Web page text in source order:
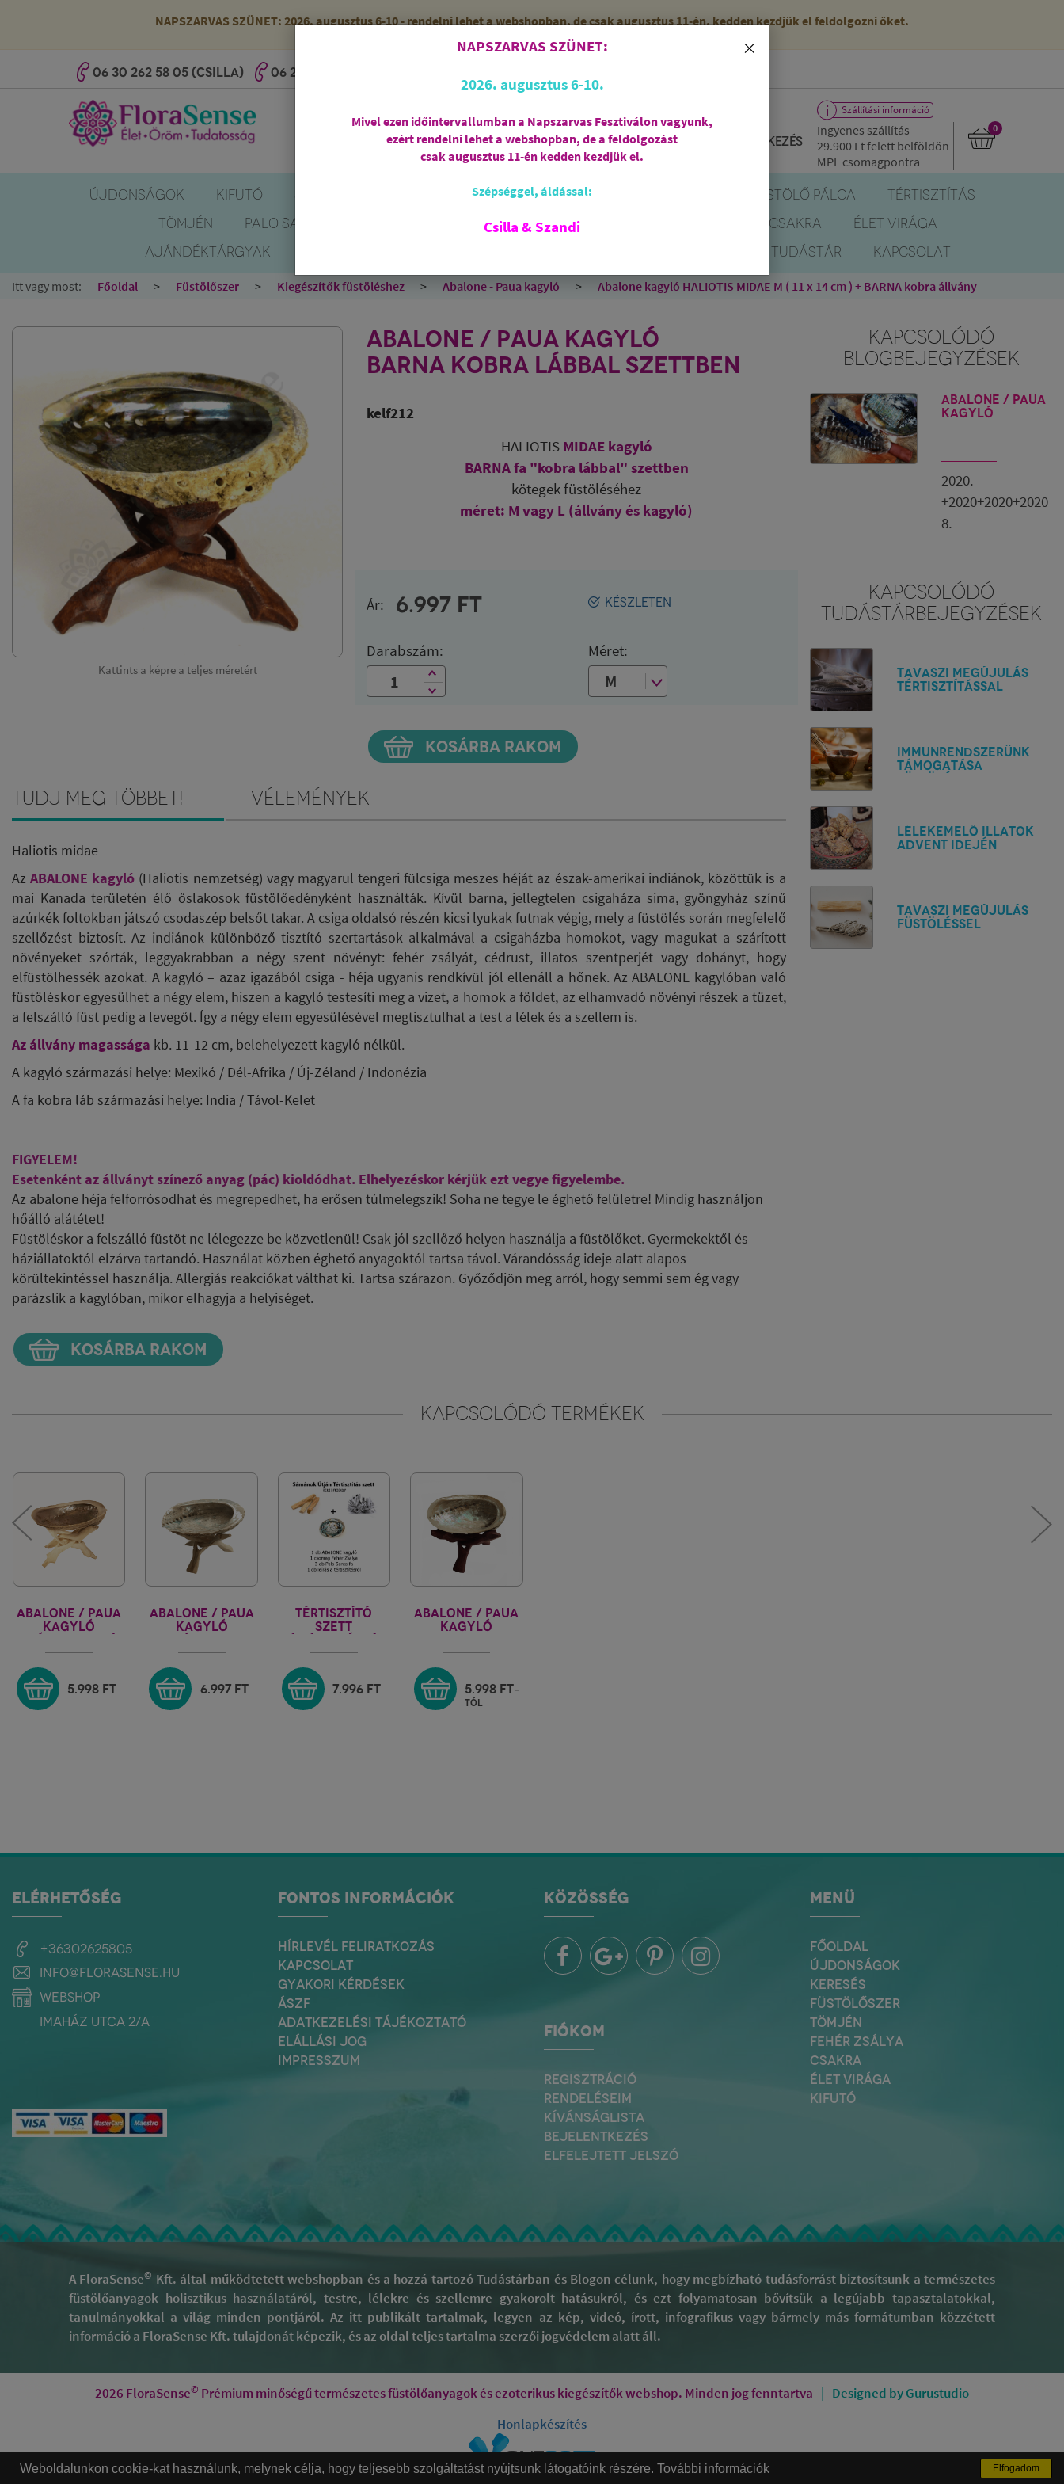
NAPSZARVAS SZÜNET: 2026. augusztus 6-10 - rendelni lehet a webshopban, de csak augusztus 11-én, kedden kezdjük el feldolgozni őket.
06 30 262 58 05 (CSILLA) 06 20 527 25 56 (SZANDI)
Regisztráció Bejelentkezés
Szállítási információ
Ingyenes szállítás
29.900 Ftfelett belföldön
MPL csomagpontra
0
ÚJDONSÁGOK KIFUTÓ AJÁNDÉKCSOMAGOK FÜSTÖLŐ PÁLCA
TÉRTISZTÍTÁS
TÖMJÉN
PALO SANTO SPIRIT OF OM CSAKRA
ÉLET VIRÁGA
AJÁNDÉKTÁRGYAK
TUDÁSTÁR KAPCSOLAT
Itt vagy most: Főoldal Füstölőszer Kiegészítők füstöléshez Abalone - Paua kagyló Abalone kagyló HALIOTIS MIDAE M ( 11 x 14 cm ) + BARNA kobra állvány
Kattints a képre a teljes méretért
ABALONE / PAUA KAGYLÓ
BARNA KOBRA LÁBBAL SZETTBEN
kelf212
HALIOTIS MIDAE kagyló
BARNA fa "kobra lábbal" szettben
kötegek füstöléséhez
méret: M vagy L (állvány és kagyló)
KÉSZLETEN
Ár: 6.997 FT
Darabszám: Méret:
KOSÁRBA RAKOM
KAPCSOLÓDÓ
BLOGBEJEGYZÉSEK
ABALONE / PAUA
kagyló
2020.
+2020+2020+2020
8.
KAPCSOLÓDÓ
TUDÁSTÁRBEJEGYZÉSEK
TAVASZI MEGÚJULÁS
TÉRTISZTÍTÁSSAL
Immunrendszerünk
támogatása
Lélekemelő illatok
Advent idején
TAVASZI MEGÚJULÁS
FÜSTÖLÉSSEL
Tudj meg többet! Vélemények
Haliotis midae
AzABALONE kagyló (Haliotis nemzetség) vagy magyarul tengeri fülcsiga meszes héját az észak-amerikai indiánok, közöttük is a
mai Kanada területén élő őslakosok füstölőedényként használták. Kívül barna, jellegtelen csigaháza sima, gyöngyház színű
azúrkék foltokban játszó csodaszép belsőt takar. A csiga oldalsó részén kicsi lyukak futnak végig, mely a füstölés során megfelelő
szellőzést biztosít. Az indiánok különböző tisztító szertartások alkalmával a csigaházba homokot, vagy magukat a szárított
növényeket szórták, leggyakrabban a négy szent növényt: fehér zsályát, cédrust, illatos szentperjét vagy dohányt, hogy
elfüstölhessék azokat. A kagyló – azaz igazából csiga - héja ugyanis rendkívül jól ellenáll a hőnek. Az ABALONE kagylóban való
füstöléskor egyesülhet a négy elem, hiszen a kagyló testesíti meg a vizet, a homok a földet, az elhamvadó növényi részek a tüzet,
a felszálló füst pedig a levegőt. Így a négy elem egyesülésével megtisztulhat a test a lélek és a szellem is.
Az állvány magassága kb. 11-12 cm, belehelyezett kagyló nélkül.
A kagyló származási helye: Mexikó / Dél-Afrika / Új-Zéland / Indonézia
A fa kobra láb származási helye: India / Távol-Kelet
FIGYELEM!
Esetenként az állványt színező anyag (pác) kioldódhat. Elhelyezéskor kérjük ezt vegye figyelembe.
Az abalone héja felforrósodhat és megrepedhet, ha erősen túlmelegszik! Soha ne tegye le éghető felületre! Mindig használjon
hőálló alátétet!
Füstöléskor a felszálló füstöt ne lélegezze be közvetlenül! Csak jól szellőző helyen használja a füstölőket. Gyermekektől és
háziállatoktól elzárva tartandó. Használat közben éghető anyagoktól tartsa távol. Várandósság ideje alatt alapos
körültekintéssel használja. Allergiás reakciókat válthat ki. Tartsa szárazon. Győződjön meg arról, hogy semmi sem ég vagy
parázslik a kagylóban, mikor elhagyja a helyiséget.
KOSÁRBA RAKOM
KAPCSOLÓDÓ TERMÉKEK
ABALONE / PAUA
KAGYLÓ
SZETT
5.998 FT
ABALONE / PAUA
KAGYLÓ
ÁLLVÁNNYAL
SZETTBEN
6.997 FT
TÉRTISZTÍTÓ
SZETT
7.996 FT
ABALONE / PAUA
KAGYLÓ
LÁB SZETT
5.998 FT-
tól
MENÜ
FŐOLDAL
ÚJDONSÁGOK
KERESÉS
FÜSTÖLŐSZER
TÖMJÉN
FEHÉR ZSÁLYA
CSAKRA
ÉLET VIRÁGA
KIFUTÓ
ELÉRHETŐSÉG
+36302625805
info@florasense.hu
webshop
Imaház utca 2/a
FONTOS INFORMÁCIÓK
HÍRLEVÉL FELIRATKOZÁS
KAPCSOLAT
GYAKORI KÉRDÉSEK
ÁSZF
ADATKEZELÉSI TÁJÉKOZTATÓ
ELÁLLÁSI JOG
IMPRESSZUM
KÖZÖSSÉG
FIÓKOM
REGISZTRÁCIÓ
RENDELÉSEIM
KÍVÁNSÁGLISTA
BEJELENTKEZÉS
ELFELEJTETT JELSZÓ
A FloraSense© Kft. által működtetett webshopban és a hozzá tartozó Tudástárban és Blogon célunk, hogy megbízható tudásforrást biztosítsunk a természetes
füstölőanyagok holisztikus használatáról, testre, lélekre és szellemre gyakorolt hatásukról, és ezt folyamatosan bővítsük a legújabb tapasztalatokkal,
tanulmányokkal a világ minden pontjáról. Az itt publikált tartalmak, legyen az kép, videó, írott, infografikus vagy bármely más formátumban közzétett
információ a FloraSense Kft. tulajdonát képezik, és az oldal teljes tartalma szerzői jogvédelem alatt áll.
2026 FloraSense© Prémium minőségű természetes füstölőanyagok és ezoterikus kiegészítők webshop. Minden jog fenntartva
Designed by Gurustudio
Honlapkészítés
×
NAPSZARVAS SZÜNET:
2026. augusztus 6-10.
Mivel ezen időintervallumban a Napszarvas Fesztiválon vagyunk,
ezért rendelni lehet a webshopban, de a feldolgozást
csak augusztus 11-én kedden kezdjük el.
Szépséggel, áldással:
Csilla & Szandi
Weboldalunkon cookie-kat használunk, melynek célja, hogy teljesebb szolgáltatást nyújtsunk látogatóink részére. További információk Elfogadom